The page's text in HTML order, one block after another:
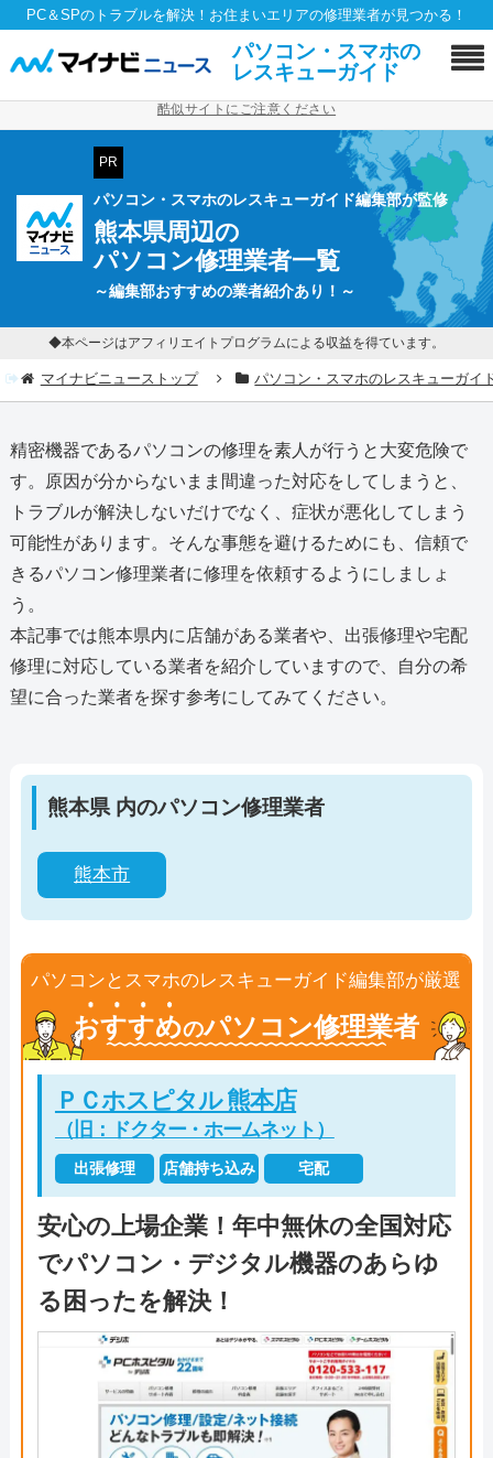
PC＆SPのトラブルを解決！お住まいエリアの修理業者が見つかる！
パソコン・スマホの
レスキューガイド
酷似サイトにご注意ください
PR
パソコン・スマホのレスキューガイド編集部が監修
熊本県周辺の
パソコン修理業者一覧
～編集部おすすめの業者紹介あり！～
◆本ページはアフィリエイトプログラムによる収益を得ています。
マイナビニューストップ パソコン・スマホのレスキューガイ
精密機器であるパソコンの修理を素人が行うと大変危険で
す。原因が分からないまま間違った対応をしてしまうと、
トラブルが解決しないだけでなく、症状が悪化してしまう
可能性があります。そんな事態を避けるためにも、信頼で
きるパソコン修理業者に修理を依頼するようにしましょ
う。
本記事では熊本県内に店舗がある業者や、出張修理や宅配
修理に対応している業者を紹介していますので、自分の希
望に合った業者を探す参考にしてみてください。
熊本県 内のパソコン修理業者
熊本市
パソコンとスマホのレスキューガイド編集部が厳選
おすすめのパソコン修理業者
ＰＣホスピタル 熊本店
（旧：ドクター・ホームネット）
出張修理 店舗持ち込み 宅配
安心の上場企業！年中無休の全国対応
でパソコン・デジタル機器のあらゆ
る困ったを解決！